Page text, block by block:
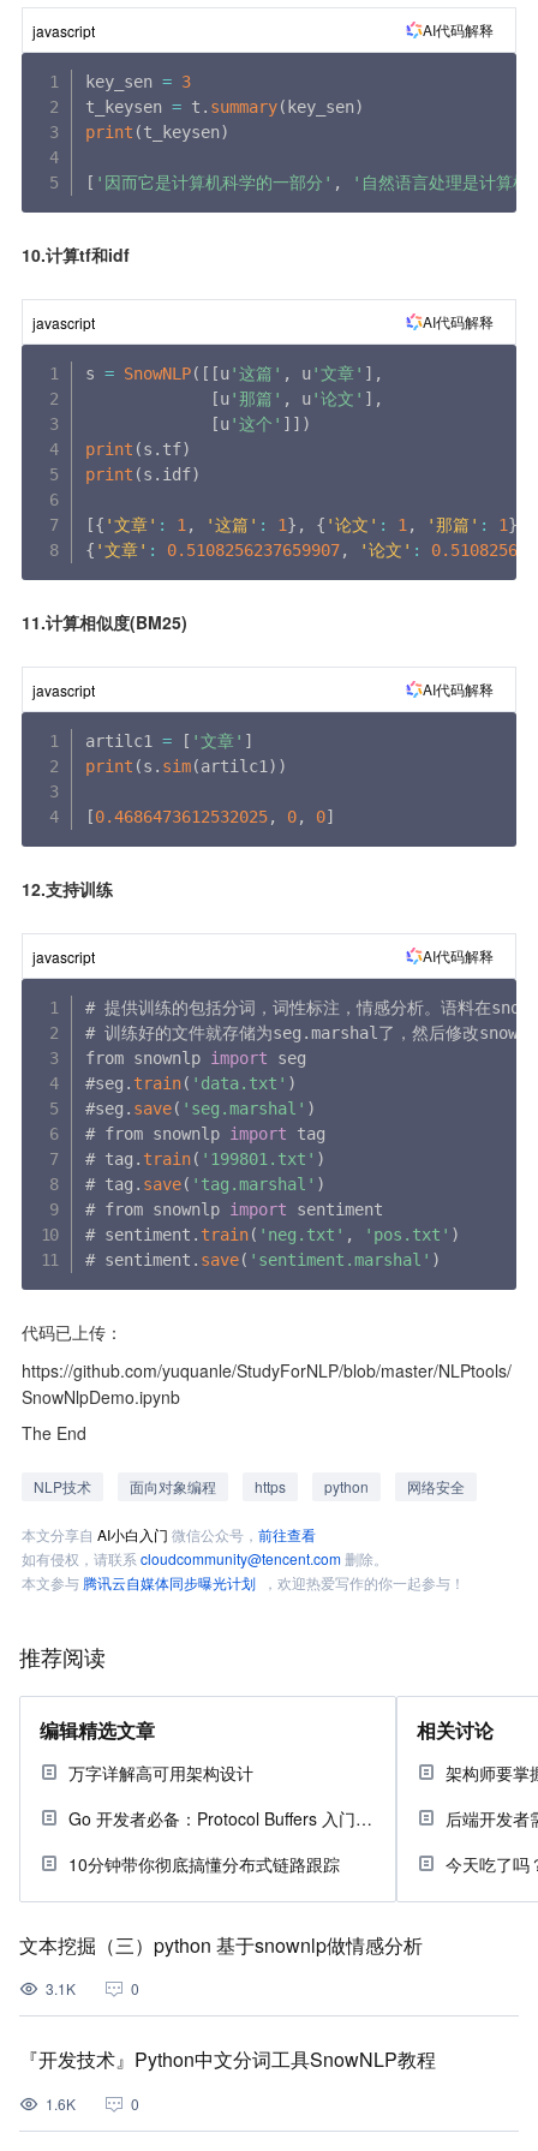
javascript AI代码解释
key_sen = 3
t_keysen = t . summary( key_sen)
print (t_keysen)
[ '因而它是计算机科学的一部分' , '自然语言处理是计算机
10.计算tf和idf
javascript AI代码解释
s = SnowNLP( [ [u'这篇' , u'文章' ] ,
[u'那篇' , u'论文' ] ,
[u'这个' ] ] )
print (s . tf)
print (s . idf)
[{ '文章' : 1 , '这篇' : 1} , { '论文' : 1 , '那篇' : 1}
{ '文章' : 0.5108256237659907, '论文' :
11.计算相似度(BM25)
javascript AI代码解释
artilc1 = [ '文章' ]
print (s . sim(artilc1 ) )
[0.4686473612532025, 0, 0]
12.支持训练
javascript AI代码解释
# 提供训练的包括分词，词性标注，情感分析。语料在
# 训练好的文件就存储为seg .marshal了，然后修改
from snownlp import seg
#seg . train( 'data.txt' )
#seg . save( 'seg.marshal' )
# from snownlp import tag
# tag . train( '199801.txt' )
# tag . save( 'tag.marshal' )
# from snownlp import sentiment
# sentiment . train( 'neg.txt' , 'pos.txt' )
# sentiment . save( 'sentiment.marshal' )
代码已上传：
https://github.com/yuquanle/StudyForNLP/blob/master/NLPtools/
SnowNlpDemo.ipynb
The End
NLP技术 面向对象编程 https python 网络安全
本文分享自 AI小白入门 微信公众号， 前往查看
如有侵权，请联系 cloudcommunity@tencent.com删除。
本文参与 腾讯云自媒体同步曝光计划 ，欢迎热爱写作的你一起参与！
推荐阅读
编辑精选文章
万字详解高可用架构设计
Go 开发者必备：Protocol Buffers 入门指南
10分钟带你彻底搞懂分布式链路跟踪
相关讨论
架构师要掌
后端开发者
今天吃了吗
文本挖掘（三）python 基于snownlp做情感分析
3.1K 0
『开发技术』Python中文分词工具SnowNLP教程
1.6K 0